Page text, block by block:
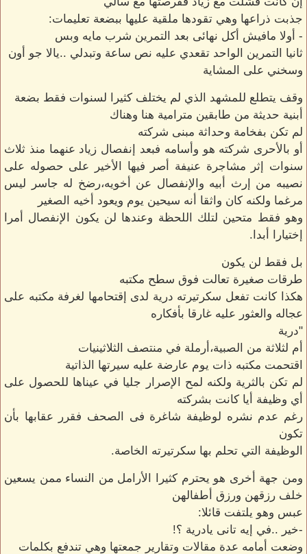
جذبت ذراعها وهي تقودها ملقية عليها ببضعة تعليمات:
- أولا مافيش أكل نهائى بعد التمرين شرب مايه وبس
ثانيا التمرين الواحد تقعدي عليه نص ساعة وتبدلي ..يالا جو أون
وسخني على المشاية
وقف يتطلع للمشهد الذي لم يختلف كثيرا لسنوات فقط بضعة
أبنية حديثة من طابقين مترامية هنا وهناك
لم تكن بفخامة وحداثة مبنى شركته
أو بالأحرى شركته هو وأسامه فبعد إنفصال زياد عنهما منذ ثلاث
سنوات إثر مشاجرة عنيفة أصر فيها الأخير على حصوله على
نصيبه من إرث أبيه والإنفصال عن أخويه،رضخ له جاسر ليس
مرغما ولكنه كان واثقا أنه سيحين يوم ويعود أخيه الصغير
وهو فقط متحين لتلك اللحظة وعندها لن يكون الإنفصال أمرا
إختيارا أبدا.
بل فقط لن يكون
طرقات صغيرة تعالت فوق سطح مكتبه
هكذا كانت تفعل سكرتيرته درية لدى إقتحامها لغرفة مكتبه على
عجاله والعثور عليه غارقا بأفكاره
"درية
أم لثلاثة من الصبية،أرملة في منتصف الثلاثينيات
اقتحمت مكتبه ذات يوم عارضة عليه سيرتها الذاتية
لم تكن بالثرية ولكنه لمح الإصرار جليا في عيناها للحصول على
أي وظيفة أيا كانت بشركته
رغم عدم نشره لوظيفة شاغرة فى الصحف فقرر عقابها بأن
تكون
الوظيفة التي تحلم بها سكرتيرته الخاصة.
ومن جهة أخرى هو يحترم كثيرا الأرامل من النساء ممن يسعين
خلف رزقهن ورزق أطفالهن
عبس وهو يلتفت قائلا:
-خير ..في إيه تانى يادرية ؟!
وضعت أمامه عدة مقالات وتقارير جمعتها وهي تندفع بكلمات